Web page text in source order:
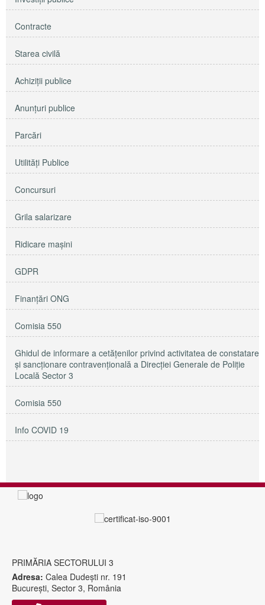
Contracte
Starea civilă
Achiziţii publice
Anunţuri publice
Parcări
Utilităţi Publice
Concursuri
Grila salarizare
Ridicare maşini
GDPR
Finanțări ONG
Comisia 550
Ghidul de informare a cetățenilor privind activitatea de constatare
și sancționare contravențională a Direcției Generale de Poliție
Locală Sector 3
Comisia 550
Info COVID 19
PRIMĂRIA SECTORULUI 3
Adresa: Calea Dudeşti nr. 191
Bucureşti, Sector 3, România